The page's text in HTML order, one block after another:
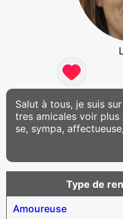
Salut à tous, je suis
tres amicales voir
se, sympa,
Type de
Amoureuse